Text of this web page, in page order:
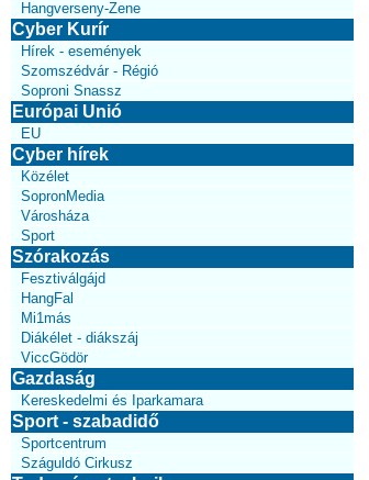
Hangverseny-Zene
Cyber Kurír
Hírek - események
Szomszédvár - Régió
Soproni Snassz
Európai Unió
EU
Cyber hírek
Közélet
SopronMedia
Városháza
Sport
Szórakozás
Fesztiválgájd
HangFal
Mi1más
Diákélet - diákszáj
ViccGödör
Gazdaság
Kereskedelmi és Iparkamara
Sport - szabadidő
Sportcentrum
Száguldó Cirkusz